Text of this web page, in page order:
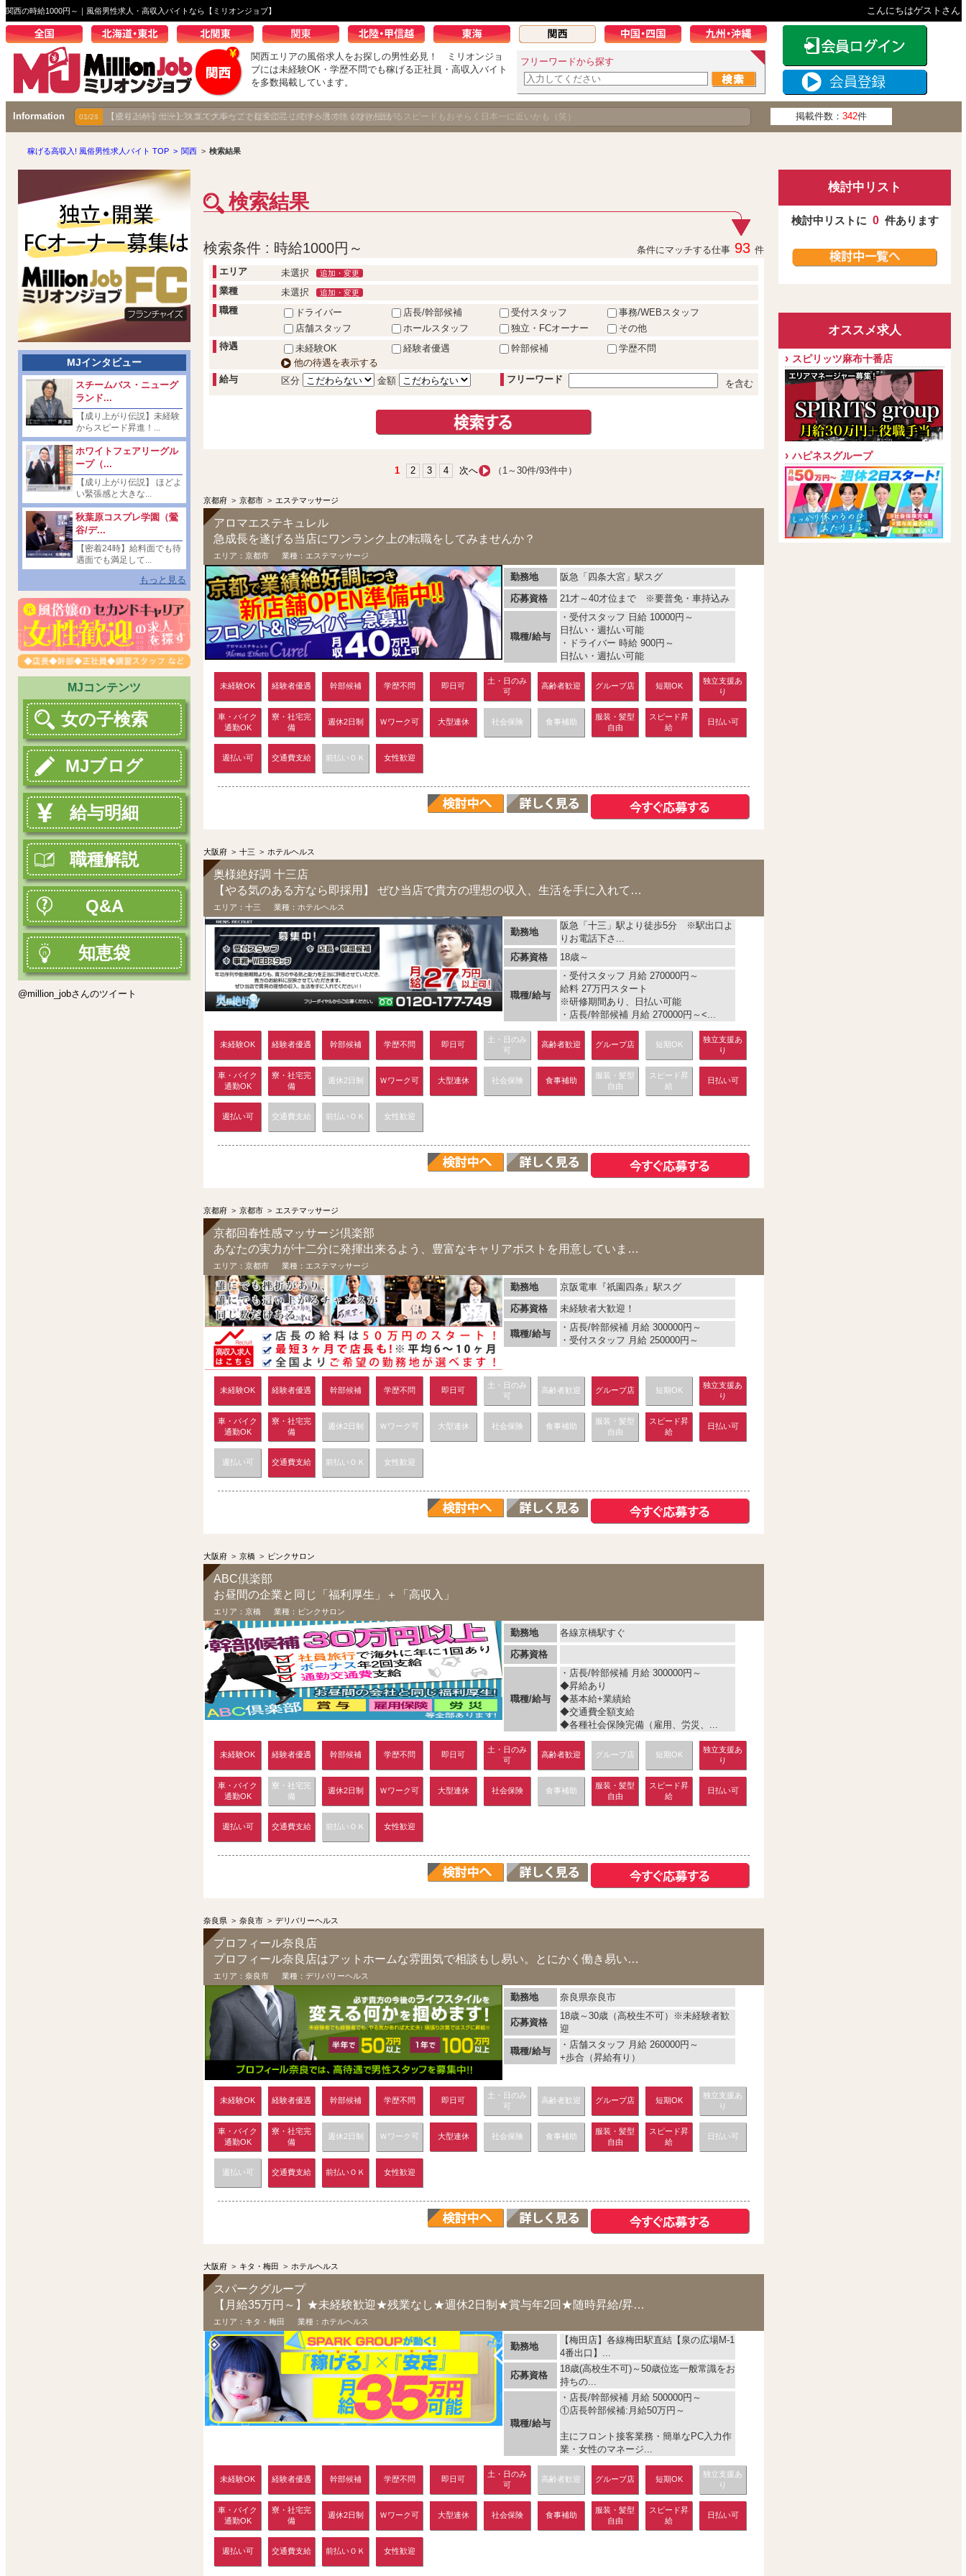
関西の時給1000円～｜風俗男性求人・高収入バイトなら【ミリオンジョブ】 こんにちはゲストさん
関西エリアの風俗求人をお探しの男性必見！ ミリオンジョ
ブには未経験OK・学歴不問でも稼げる正社員・高収入バイト
を多数掲載しています。
フリーワードから探す
Information 01/24 【密着24時】サービス業で大事なことは全部ここで学べます！ 給料が上がるスピードもおそらく日本一に近いかも（笑） 掲載件数： 342件
稼げる高収入! 風俗男性求人バイト TOP > 関西 > 検索結果
検索結果
検索条件 : 時給1000円～ 条件にマッチする仕事 93 件
エリア
未選択 追加・変更
業種 未選択 追加・変更
職種 ドライバー 店長/幹部候補 受付スタッフ
事務/WEBスタッフ
店舗スタッフ
ホールスタッフ 独立・FCオーナー
その他
待遇
未経験OK 経験者優遇 幹部候補
学歴不問
他の待遇を表示する
給与
区分 金額 フリーワード を含む
1 2 3 4 次へ （1～30件/93件中）
京都府 > 京都市 > エステマッサージ
アロマエステキュレル
急成長を遂げる当店にワンランク上の転職をしてみませんか？
エリア： 京都市 業種： エステマッサージ
勤務地
阪急「四条大宮」駅スグ
応募資格
21才～40才位まで ※要普免・車持込み
職種/給与
・受付スタッフ 日給 10000円～
日払い・週払い可能
・ドライバー 時給 900円～
日払い・週払い可能
未経験OK 経験者優遇 幹部候補 学歴不問 即日可
土・日のみ
可
高齢者歓迎 グループ店 短期OK
独立支援あ
り
車・バイク
通勤OK
寮・社宅完
備
週休2日制 Ｗワーク可 大型連休 社会保険 食事補助
服装・髪型
自由
スピード昇
給
日払い可
週払い可 交通費支給 前払いＯＫ 女性歓迎
大阪府 > 十三 > ホテルヘルス
奥様絶好調 十三店
【やる気のある方なら即採用】 ぜひ当店で貴方の理想の収入、生活を手に入れてください！！
エリア： 十三 業種： ホテルヘルス
勤務地
阪急「十三」駅より徒歩5分 ※駅出口よ
りお電話下さ...
応募資格
18歳～
職種/給与
・受付スタッフ 月給 270000円～
給料 27万円スタート
※研修期間あり、日払い可能
・店長/幹部候補 月給 270000円～<...
未経験OK 経験者優遇 幹部候補 学歴不問 即日可
土・日のみ
可
高齢者歓迎 グループ店 短期OK
独立支援あ
り
車・バイク
通勤OK
寮・社宅完
備
週休2日制 Ｗワーク可 大型連休 社会保険 食事補助
服装・髪型
自由
スピード昇
給
日払い可
週払い可 交通費支給 前払いＯＫ 女性歓迎
京都府 > 京都市 > エステマッサージ
京都回春性感マッサージ倶楽部
あなたの実力が十二分に発揮出来るよう、豊富なキャリアポストを用意しています！
エリア： 京都市 業種： エステマッサージ
勤務地
京阪電車『祇園四条』駅スグ
応募資格
未経験者大歓迎！
職種/給与
・店長/幹部候補 月給 300000円～
・受付スタッフ 月給 250000円～
未経験OK 経験者優遇 幹部候補 学歴不問 即日可
土・日のみ
可
高齢者歓迎 グループ店 短期OK
独立支援あ
り
車・バイク
通勤OK
寮・社宅完
備
週休2日制 Ｗワーク可 大型連休 社会保険 食事補助
服装・髪型
自由
スピード昇
給
日払い可
週払い可 交通費支給 前払いＯＫ 女性歓迎
大阪府 > 京橋 > ピンクサロン
ABC倶楽部
お昼間の企業と同じ「福利厚生」＋「高収入」
エリア： 京橋 業種： ピンクサロン
勤務地
各線京橋駅すぐ
応募資格
職種/給与
・店長/幹部候補 月給 300000円～
◆昇給あり
◆基本給+業績給
◆交通費全額支給
◆各種社会保険完備（雇用、労災、...
未経験OK 経験者優遇 幹部候補 学歴不問 即日可
土・日のみ
可
高齢者歓迎 グループ店 短期OK
独立支援あ
り
車・バイク
通勤OK
寮・社宅完
備
週休2日制 Ｗワーク可 大型連休 社会保険 食事補助
服装・髪型
自由
スピード昇
給
日払い可
週払い可 交通費支給 前払いＯＫ 女性歓迎
奈良県 > 奈良市 > デリバリーヘルス
プロフィール奈良店
プロフィール奈良店はアットホームな雰囲気で相談もし易い。とにかく働き易いお店です！
エリア： 奈良市 業種： デリバリーヘルス
勤務地 奈良県奈良市
応募資格
18歳～30歳（高校生不可）※未経験者歓
迎
職種/給与
・店舗スタッフ 月給 260000円～
+歩合（昇給有り）
未経験OK 経験者優遇 幹部候補 学歴不問 即日可
土・日のみ
可
高齢者歓迎 グループ店 短期OK
独立支援あ
り
車・バイク
通勤OK
寮・社宅完
備
週休2日制 Ｗワーク可 大型連休 社会保険 食事補助
服装・髪型
自由
スピード昇
給
日払い可
週払い可 交通費支給 前払いＯＫ 女性歓迎
大阪府 > キタ・梅田 > ホテルヘルス
スパークグループ
【月給35万円～】★未経験歓迎★残業なし★週休2日制★賞与年2回★随時昇給/昇格★社保...
エリア： キタ・梅田 業種： ホテルヘルス
勤務地
【梅田店】各線梅田駅直結【泉の広場M-1
4番出口】...
応募資格
18歳(高校生不可)～50歳位迄一般常識をお
持ちの...
職種/給与
・店長/幹部候補 月給 500000円～
①店長幹部候補:月給50万円～
主にフロント接客業務・簡単なPC入力作
業・女性のマネージ...
未経験OK 経験者優遇 幹部候補 学歴不問 即日可
土・日のみ
可
高齢者歓迎 グループ店 短期OK
独立支援あ
り
車・バイク
通勤OK
寮・社宅完
備
週休2日制 Ｗワーク可 大型連休 社会保険 食事補助
服装・髪型
自由
スピード昇
給
日払い可
週払い可 交通費支給 前払いＯＫ 女性歓迎
MJインタビュー
スチームバス・ニューグ
ランド...
【成り上がり伝説】未経験
からスピード昇進！...
ホワイトフェアリーグル
ープ（...
【成り上がり伝説】 ほどよ
い緊張感と大きな...
秋葉原コスプレ学園（鶯
谷/デ...
【密着24時】給料面でも待
遇面でも満足して...
もっと見る
MJコンテンツ
女の子検索
MJブログ
給与明細
職種解説
Q&A
知恵袋
@million_jobさんのツイート
検討中リスト
検討中リストに 0 件あります
オススメ求人
スピリッツ麻布十番店
ハピネスグループ